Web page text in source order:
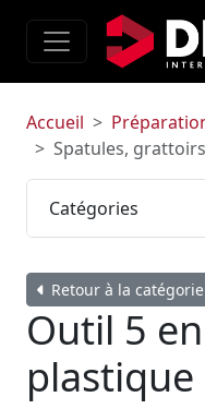
Catégories
Accueil
Spatules,
Retour à la catégorie
Outil 5
plastique